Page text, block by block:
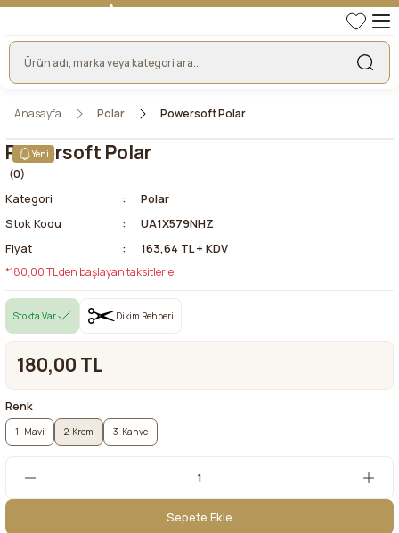
Anasayfa Polar Powersoft Polar
Yeni
Powersoft Polar
(0)
Kategori
Polar
Stok Kodu
UA1X579NHZ
Fiyat
163,64 TL + KDV
*180,00 TL den başlayan taksitlerle!
Stokta Var Dikim Rehberi
180,00 TL
Renk
1- Mavi 2-Krem 3-Kahve
Sepete Ekle